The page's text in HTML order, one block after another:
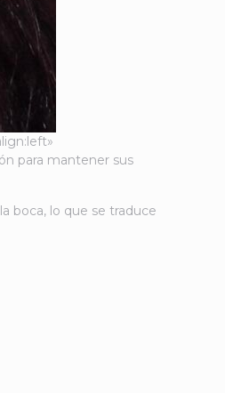
para mantener sus
boca, lo que se traduce